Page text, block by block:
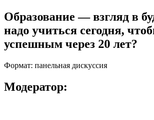
Образование — взгляд в
надо учиться сегодня,
успешным через 20 лет?​
Формат: панельная дискуссия
Модератор: